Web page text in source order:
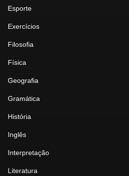
Esporte
Exercícios
Filosofia
Física
Geografia
Gramática
História
Inglês
Interpretação
Literatura